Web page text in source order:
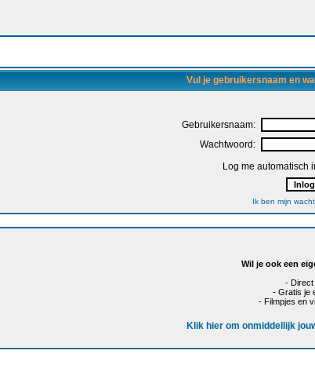
Vul je gebruikersnaam en
Gebruikersnaam:
Wachtwoord:
Log me automatisch
Ik ben mijn
Wil je ook een
- Direct
- Gratis je
- Filmpjes en
Klik hier om onmiddellijk